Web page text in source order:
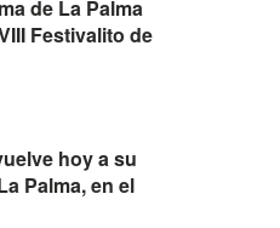
de La Palma
Festivalito de
hoy a su
Palma, en el